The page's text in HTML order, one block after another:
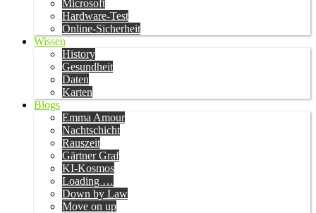
Microsoft
Hardware-Test
Online-Sicherheit
Wissen
History
Gesundheit
Daten
Karten
Blogs
Emma Amour
Nachtschicht
Rauszeit
Gärtner Graf
KI-Kosmos
Loading …
Down by Law
Move on up